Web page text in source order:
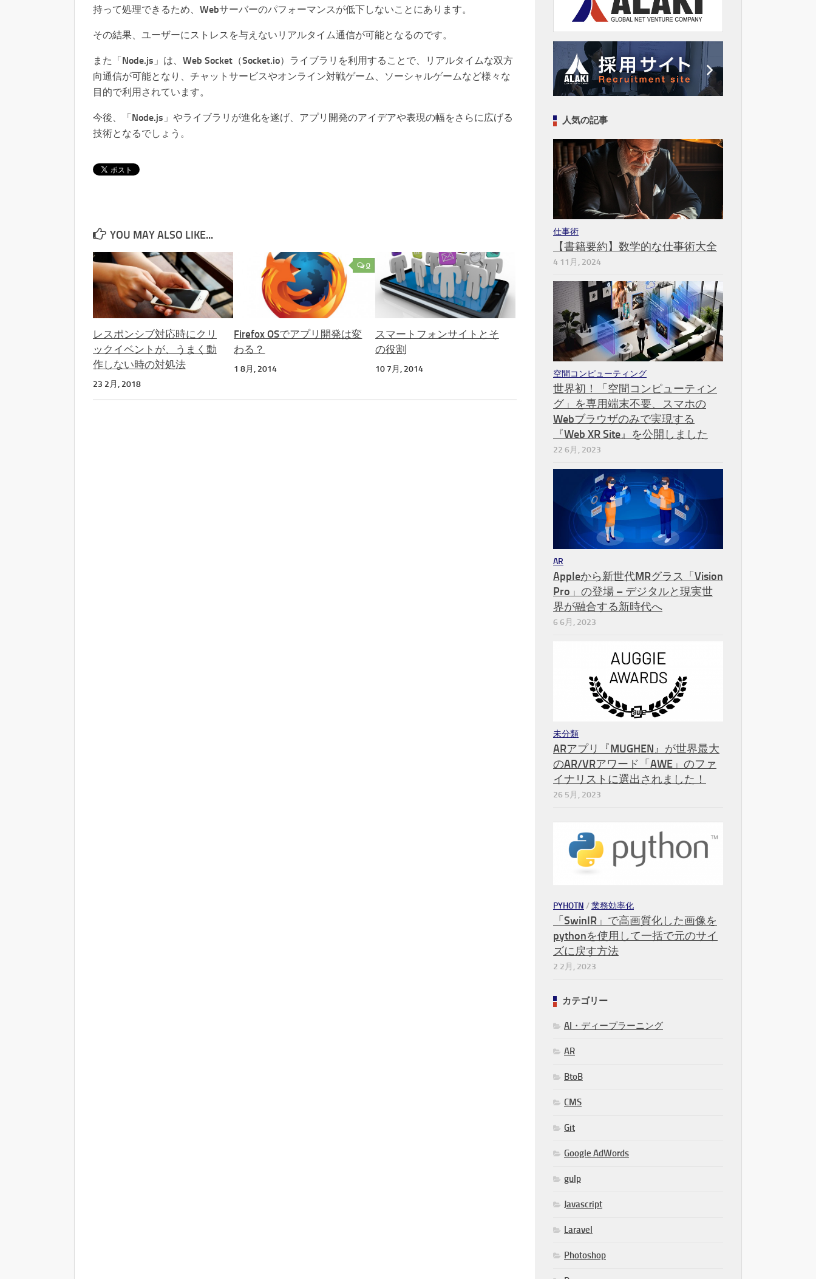
持って処理できるため、Webサーバーのパフォーマンスが低下しないことにあります。
その結果、ユーザーにストレスを与えないリアルタイム通信が可能となるのです。
また「Node.js」は、Web Socket（Socket.io）ライブラリを利用することで、リアルタイムな双方
向通信が可能となり、チャットサービスやオンライン対戦ゲーム、ソーシャルゲームなど様々な
目的で利用されています。
今後、「Node.js」やライブラリが進化を遂げ、アプリ開発のアイデアや表現の幅をさらに広げる
技術となるでしょう。
YOU MAY ALSO LIKE...
レスポンシブ対応時にクリ
ックイベントが、うまく動
作しない時の対処法
23 2月, 2018
0
Firefox OSでアプリ開発は変
わる？
1 8月, 2014
スマートフォンサイトとそ
の役割
10 7月, 2014
人気の記事
仕事術
【書籍要約】数学的な仕事術大全
4 11月, 2024
空間コンピューティング
世界初！「空間コンピューティン
グ」を専用端末不要、スマホの
Webブラウザのみで実現する
『Web XR Site』を公開しました
22 6月, 2023
AR
Appleから新世代MRグラス「Vision
Pro」の登場 – デジタルと現実世
界が融合する新時代へ
6 6月, 2023
未分類
ARアプリ『MUGHEN』が世界最大
のAR/VRアワード「AWE」のファ
イナリストに選出されました！
26 5月, 2023
PYHOTN /業務効率化
「SwinIR」で高画質化した画像を
pythonを使用して一括で元のサイ
ズに戻す方法
2 2月, 2023
カテゴリー
AI・ディープラーニング
AR
BtoB
CMS
Git
Google AdWords
gulp
Javascript
Laravel
Photoshop